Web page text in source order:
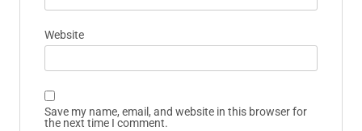
Website
Save my name, email, and website in this browser for
the next time I comment.